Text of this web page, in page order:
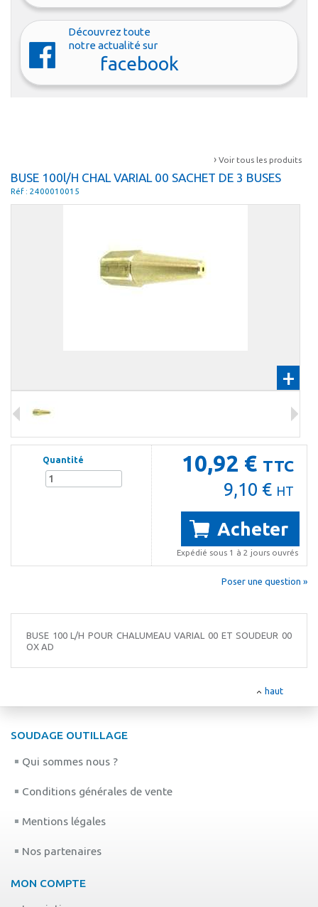
Découvrez toute
notre actualité sur
facebook
› Voir tous les produits
BUSE 100l/H CHAL VARIAL 00 SACHET DE 3 BUSES
Réf : 2400010015
+
10,92 € TTC
9,10 € HT
Acheter
Expédié sous 1 à 2 jours ouvrés
Quantité
Poser une question »
BUSE 100 L/H POUR CHALUMEAU VARIAL 00 ET SOUDEUR 00
OX AD
haut
SOUDAGE OUTILLAGE
Qui sommes nous ?
Conditions générales de vente
Mentions légales
Nos partenaires
MON COMPTE